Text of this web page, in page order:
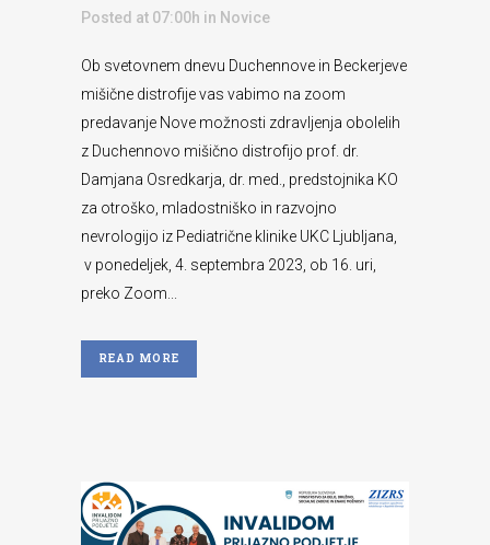
Posted at 07:00h in Novice
Ob svetovnem dnevu Duchennove in Beckerjeve
mišične distrofije vas vabimo na zoom
predavanje Nove možnosti zdravljenja obolelih
z Duchennovo mišično distrofijo prof. dr.
Damjana Osredkarja, dr. med., predstojnika KO
za otroško, mladostniško in razvojno
nevrologijo iz Pediatrične klinike UKC Ljubljana,
v ponedeljek, 4. septembra 2023, ob 16. uri,
preko Zoom...
READ MORE